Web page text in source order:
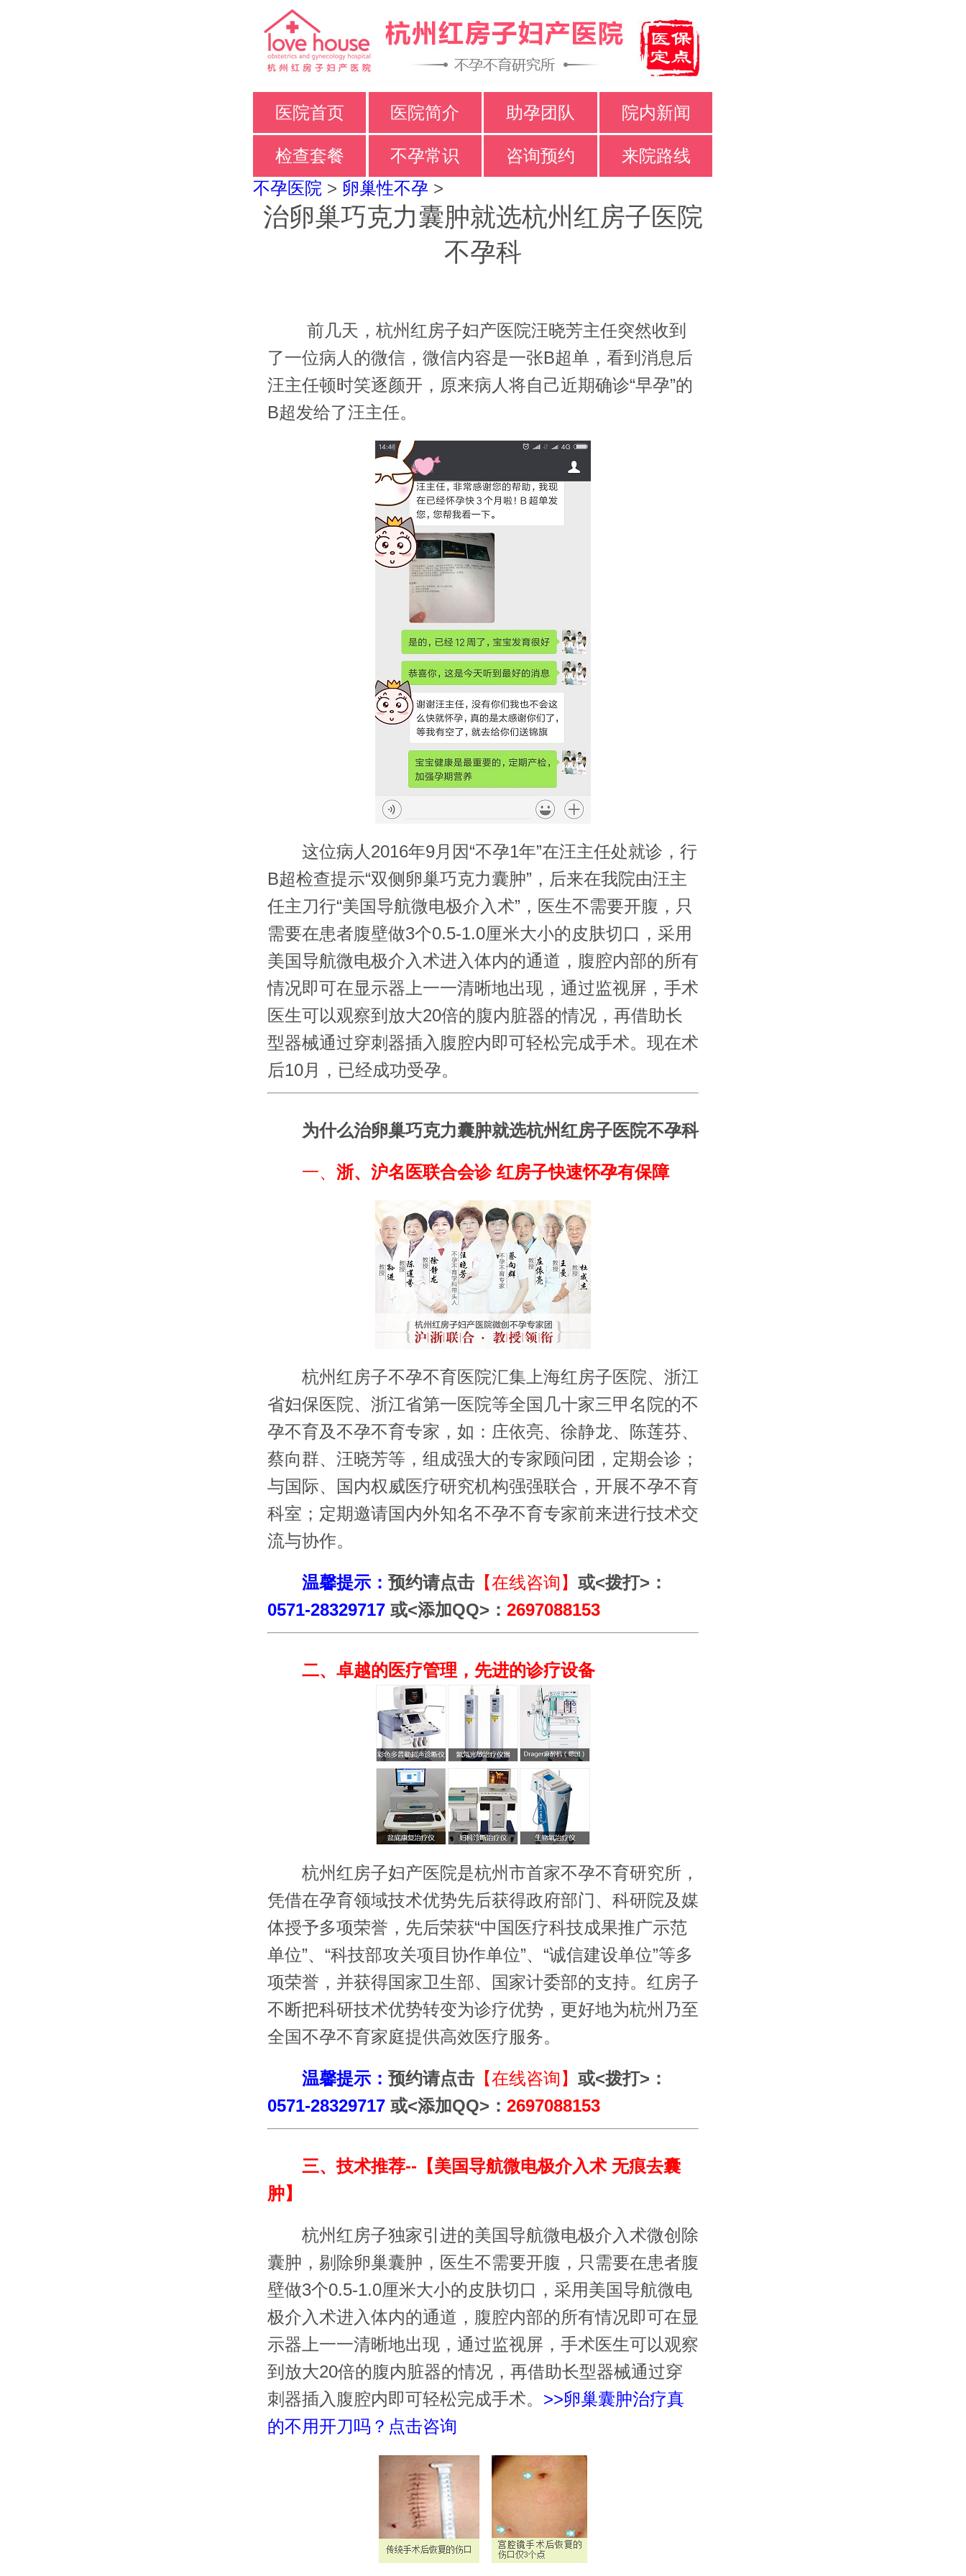
医院首页 医院简介 助孕团队 院内新闻
检查套餐 不孕常识 咨询预约
来院路线
不孕医院 > 卵巢性不孕 >
治卵巢巧克力囊肿就选杭州红房子医院
不孕科
前几天，杭州红房子妇产医院汪晓芳主任突然收到
了一位病人的微信，微信内容是一张B超单，看到消息后
汪主任顿时笑逐颜开，原来病人将自己近期确诊“早孕”的
B超发给了汪主任。
这位病人2016年9月因“不孕1年”在汪主任处就诊，行
B超检查提示“双侧卵巢巧克力囊肿”，后来在我院由汪主
任主刀行“美国导航微电极介入术”，医生不需要开腹，只
需要在患者腹壁做3个0.5-1.0厘米大小的皮肤切口，采用
美国导航微电极介入术进入体内的通道，腹腔内部的所有
情况即可在显示器上一一清晰地出现，通过监视屏，手术
医生可以观察到放大20倍的腹内脏器的情况，再借助长
型器械通过穿刺器插入腹腔内即可轻松完成手术。现在术
后10月，已经成功受孕。
为什么治卵巢巧克力囊肿就选杭州红房子医院不孕科
一、 浙、沪名医联合会诊 红房子快速怀孕有保障
杭州红房子不孕不育医院汇集上海红房子医院、浙江
省妇保医院、浙江省第一医院等全国几十家三甲名院的不
孕不育及不孕不育专家，如：庄依亮、徐静龙、陈莲芬、
蔡向群、汪晓芳等，组成强大的专家顾问团，定期会诊；
与国际、国内权威医疗研究机构强强联合，开展不孕不育
科室；定期邀请国内外知名不孕不育专家前来进行技术交
流与协作。
温馨提示： 预约请点击 【在线咨询】 或<拨打>：
0571-28329717 或<添加QQ>： 2697088153
二、卓越的医疗管理，先进的诊疗设备
杭州红房子妇产医院是杭州市首家不孕不育研究所，
凭借在孕育领域技术优势先后获得政府部门、科研院及媒
体授予多项荣誉，先后荣获“中国医疗科技成果推广示范
单位”、“科技部攻关项目协作单位”、“诚信建设单位”等多
项荣誉，并获得国家卫生部、国家计委部的支持。红房子
不断把科研技术优势转变为诊疗优势，更好地为杭州乃至
全国不孕不育家庭提供高效医疗服务。
温馨提示： 预约请点击 【在线咨询】 或<拨打>：
0571-28329717 或<添加QQ>： 2697088153
三、技术推荐--【美国导航微电极介入术 无痕去囊
肿】
杭州红房子独家引进的美国导航微电极介入术微创除
囊肿，剔除卵巢囊肿，医生不需要开腹，只需要在患者腹
壁做3个0.5-1.0厘米大小的皮肤切口，采用美国导航微电
极介入术进入体内的通道，腹腔内部的所有情况即可在显
示器上一一清晰地出现，通过监视屏，手术医生可以观察
到放大20倍的腹内脏器的情况，再借助长型器械通过穿
刺器插入腹腔内即可轻松完成手术。 >>卵巢囊肿治疗真
的不用开刀吗？点击咨询